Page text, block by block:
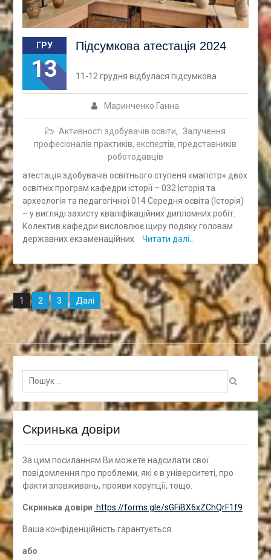
ГРУ
13
Підсумкова атестація 2024
Маринченко Ганна
Активності здобувачів освіти, Залучення
професіоналів практиків, експертів, представників
роботодавців
11-12 грудня відбулася підсумкова
атестація здобувачів освітнього ступеня «магістр» двох
освітніх програм кафедри історії – 032 Історія та
археологія та педагогічної 014 Середня освіта (Історія)
– у вигляді захисту кваліфікаційних дипломних робіт.
Колектив кафедри висловлює щиру подяку головам
державних екзаменаційних
Читати далі…
Навігація
записів
1 2 3 Далі
Пошук
для:
Скринька довіри
За цим посиланням Ви можете надсилати свої
повідомлення про проблеми, які є в університеті, про
факти зловживань, прояви корупції, тощо.
Скринька довіри https://forms.gle/sGFiBX6xZChQrF1f9
Ваша конфіденційність гарантується.
або